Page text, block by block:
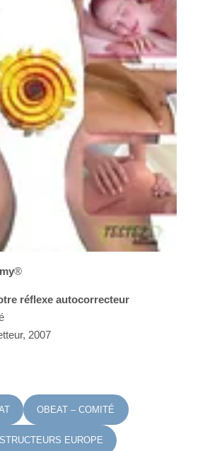
®
réflexe autocorrecteur
2007
OBEAT – COMITÉ
EUROPE